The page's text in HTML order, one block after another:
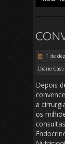
1 de
Diário
Depois
a
os